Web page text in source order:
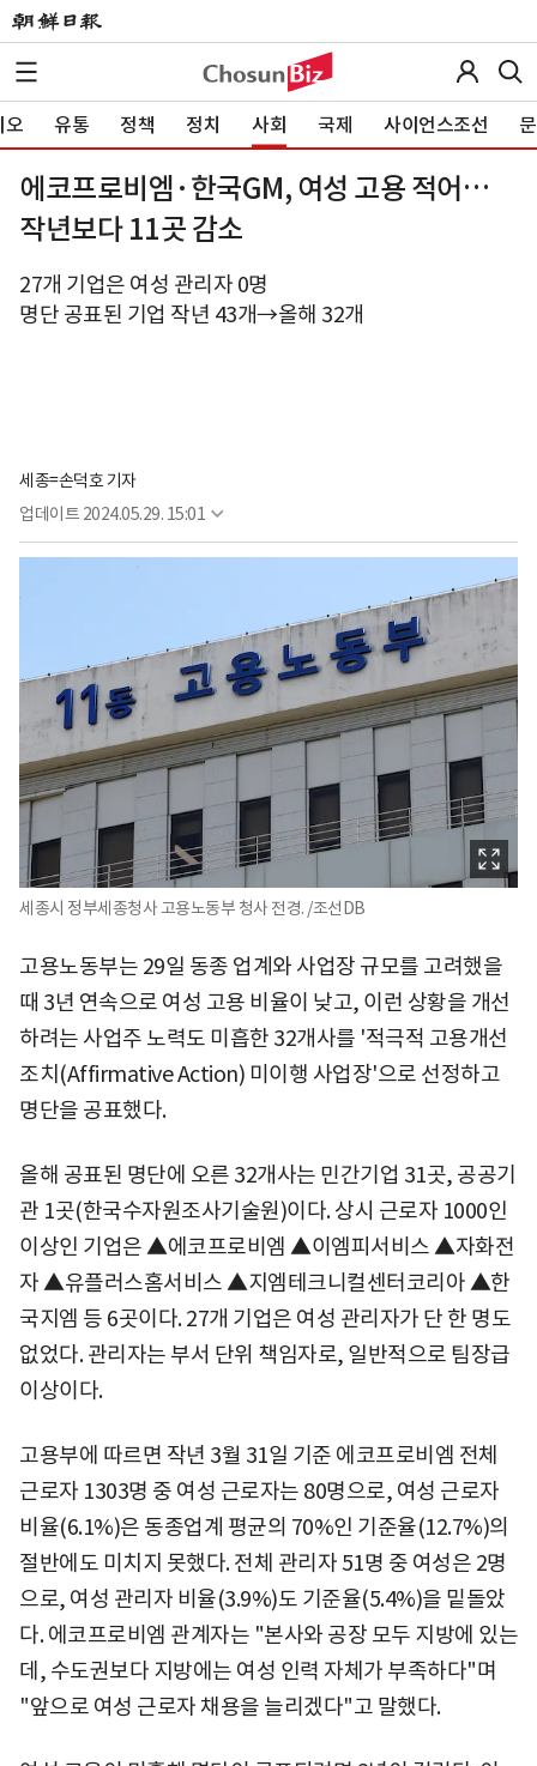
오 유통 정책 정치 사회 국제 사이언스조선
에코프로비엠·한국GM, 여성 고용 적어…
작년보다 11곳 감소
27개 기업은 여성 관리자 0명
명단 공표된 기업 작년 43개→올해 32개
세종=손덕호 기자
업데이트 2024.05.29. 15:01
세종시 정부세종청사 고용노동부 청사 전경. /조선DB
고용노동부는 29일 동종 업계와 사업장 규모를 고려했을
때 3년 연속으로 여성 고용 비율이 낮고, 이런 상황을 개선
하려는 사업주 노력도 미흡한 32개사를 '적극적 고용개선
조치(Affirmative Action) 미이행 사업장'으로 선정하고
명단을 공표했다.
올해 공표된 명단에 오른 32개사는 민간기업 31곳, 공공기
관 1곳(한국수자원조사기술원)이다. 상시 근로자 1000인
이상인 기업은 ▲에코프로비엠 ▲이엠피서비스 ▲자화전
자 ▲유플러스홈서비스 ▲지엠테크니컬센터코리아 ▲한
국지엠 등 6곳이다. 27개 기업은 여성 관리자가 단 한 명도
없었다. 관리자는 부서 단위 책임자로, 일반적으로 팀장급
이상이다.
고용부에 따르면 작년 3월 31일 기준 에코프로비엠 전체
근로자 1303명 중 여성 근로자는 80명으로, 여성 근로자
비율(6.1%)은 동종업계 평균의 70%인 기준율(12.7%)의
절반에도 미치지 못했다. 전체 관리자 51명 중 여성은 2명
으로, 여성 관리자 비율(3.9%)도 기준율(5.4%)을 밑돌았
다. 에코프로비엠 관계자는 "본사와 공장 모두 지방에 있는
데, 수도권보다 지방에는 여성 인력 자체가 부족하다"며
"앞으로 여성 근로자 채용을 늘리겠다"고 말했다.